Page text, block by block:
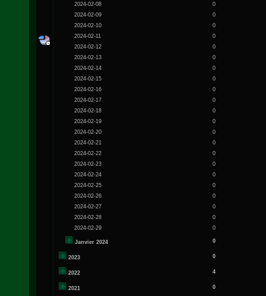
2024-02-08
0
2024-02-09
0
2024-02-10
0
2024-02-11
0
2024-02-12
0
2024-02-13
0
2024-02-14
0
2024-02-15
0
2024-02-16
0
2024-02-17
0
2024-02-18
0
2024-02-19
0
2024-02-20
0
2024-02-21
0
2024-02-22
0
2024-02-23
0
2024-02-24
0
2024-02-25
0
2024-02-26
0
2024-02-27
0
2024-02-28
0
2024-02-29
0
Janvier 2024 0
2023 0
2022 4
2021 0